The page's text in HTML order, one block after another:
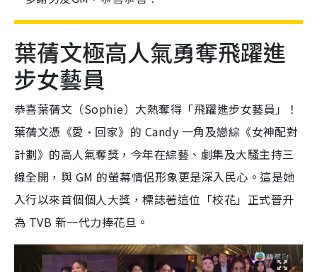
葉蒨文極高人氣勇奪飛躍進
步女藝員
恭喜葉蒨文（Sophie）大熱奪得「飛躍進步女藝員」！
葉蒨文憑《愛·回家》的 Candy 一角及戀綜《女神配對
計劃》的高人氣奪獎，今年在綜藝、劇集及大騷主持三
線全開，與 GM 的螢幕情侶形象更是深入民心。這是她
入行以來首個個人大獎，標誌著這位「校花」正式晉升
為 TVB 新一代力捧花旦。